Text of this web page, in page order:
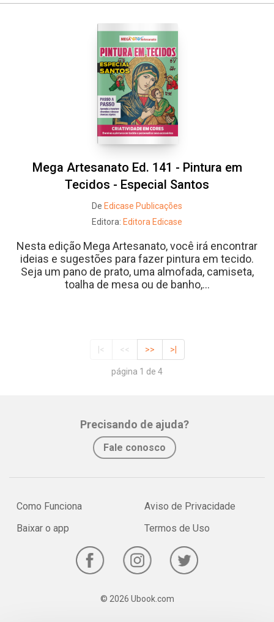
Mega Artesanato Ed. 141 - Pintura em
Tecidos - Especial Santos
De Edicase Publicações
Editora: Editora Edicase
Nesta edição Mega Artesanato, você irá encontrar
ideias e sugestões para fazer pintura em tecido.
Seja um pano de prato, uma almofada, camiseta,
toalha de mesa ou de banho,...
|< << >> >|
página 1 de 4
Precisando de ajuda?
Fale conosco
Como Funciona
Baixar o app
Aviso de Privacidade
Termos de Uso
© 2026 Ubook.com